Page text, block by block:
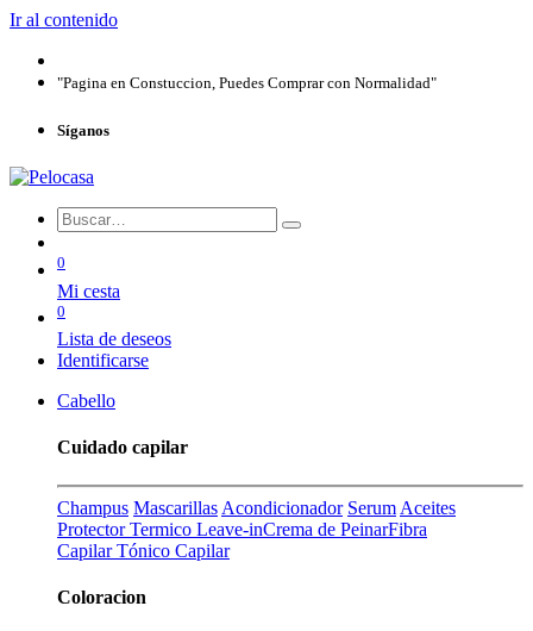
Ir al contenido
"Pagina en Constuccion, Puedes Comprar con Normalidad"
Síganos
0
Mi cesta
0
Lista de deseos
Identificarse
Cabello
Cuidado capilar
Champus Mascarillas Acondicionador Serum Aceites
Protector Termico Leave-inCrema de PeinarFibra
CapilarTónico Capilar
Coloracion